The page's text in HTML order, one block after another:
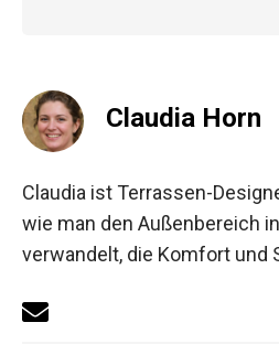
Claudia Horn
Claudia ist Terrassen-
wie man den Außenbereich
verwandelt, die Komfort und